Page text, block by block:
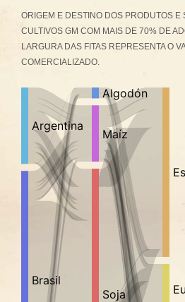
ORIGEM E DESTINO DOS PRODUTOS E
CULTIVOS GM COM MAIS DE 70% DE
LARGURA DAS FITAS REPRESENTA O
COMERCIALIZADO.